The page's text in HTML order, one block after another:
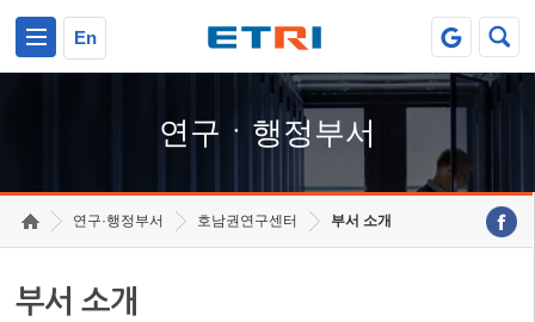
En
연구ㆍ행정부서
연구·행정부서 호남권연구센터 부서 소개
부서 소개